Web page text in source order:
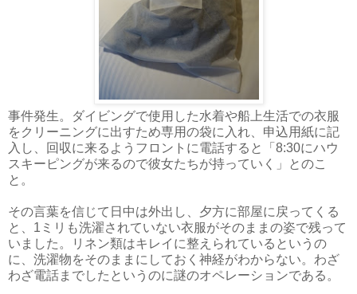
事件発生。ダイビングで使用した水着や船上生活での衣服
をクリーニングに出すため専用の袋に入れ、申込用紙に記
入し、回収に来るようフロントに電話すると「8:30にハウ
スキーピングが来るので彼女たちが持っていく」とのこ
と。
その言葉を信じて日中は外出し、夕方に部屋に戻ってくる
と、1ミリも洗濯されていない衣服がそのままの姿で残って
いました。リネン類はキレイに整えられているというの
に、洗濯物をそのままにしておく神経がわからない。わざ
わざ電話までしたというのに謎のオペレーションである。